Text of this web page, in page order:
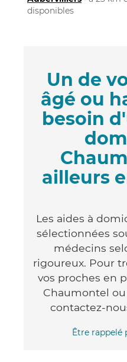
disponibles
Un de
âgé ou
besoin
ailleurs
Les aides à
sélectionnées
médecins
rigoureux. Pour
vos proches en
Chaumontel
contactez-
Être rappelé